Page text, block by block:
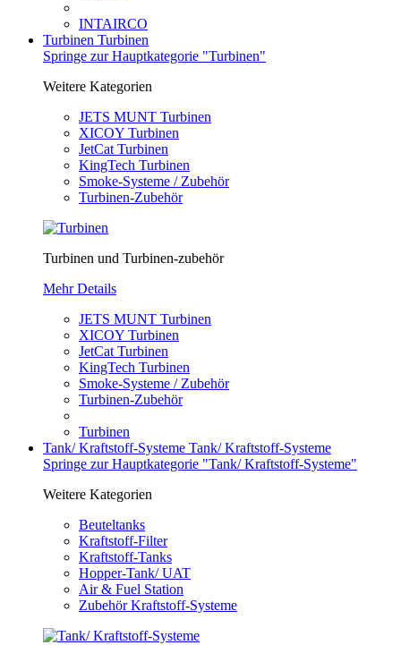
INTAIRCO
Turbinen Turbinen
Springe zur Hauptkategorie "Turbinen"
Weitere Kategorien
JETS MUNT Turbinen
XICOY Turbinen
JetCat Turbinen
KingTech Turbinen
Smoke-Systeme / Zubehör
Turbinen-Zubehör
Turbinen und Turbinen-zubehör
Mehr Details
JETS MUNT Turbinen
XICOY Turbinen
JetCat Turbinen
KingTech Turbinen
Smoke-Systeme / Zubehör
Turbinen-Zubehör
Turbinen
Tank/ Kraftstoff-Systeme Tank/ Kraftstoff-Systeme
Springe zur Hauptkategorie "Tank/ Kraftstoff-Systeme"
Weitere Kategorien
Beuteltanks
Kraftstoff-Filter
Kraftstoff-Tanks
Hopper-Tank/ UAT
Air & Fuel Station
Zubehör Kraftstoff-Systeme